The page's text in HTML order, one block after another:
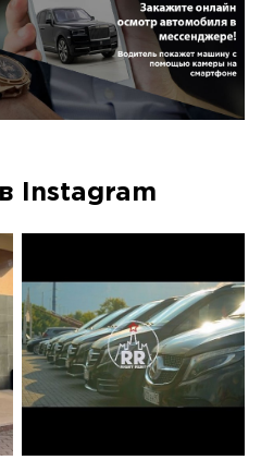
Instagram